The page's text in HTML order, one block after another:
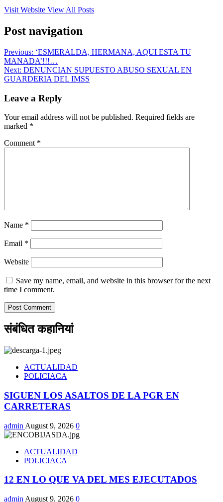
Visit Website View All Posts
Post navigation
Previous: ‘ESMERALDA, HERMANA, AQUI ESTA TU
MANADA’!!!…
Next: DENUNCIAN SUPUESTO ABUSO SEXUAL EN
GUARDERIA DEL IMSS
Leave a Reply
Your email address will not be published. Required fields are
marked *
Comment *
Name *
Email *
Website
Save my name, email, and website in this browser for the next
time I comment.
संबंधित कहानियां
ACTUALIDAD
POLICIACA
SIGUEN LOS ASALTOS DE LA PGR EN
CARRETERAS
admin August 9, 2026 0
ACTUALIDAD
POLICIACA
12 EN LO QUE VA DEL MES EJECUTADOS
admin August 9, 2026 0